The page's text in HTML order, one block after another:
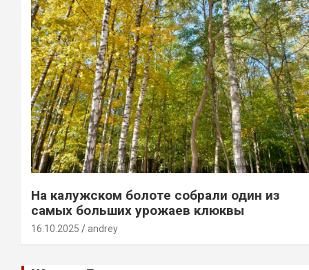
На калужском болоте собрали один из
самых больших урожаев клюквы
16.10.2025 andrey